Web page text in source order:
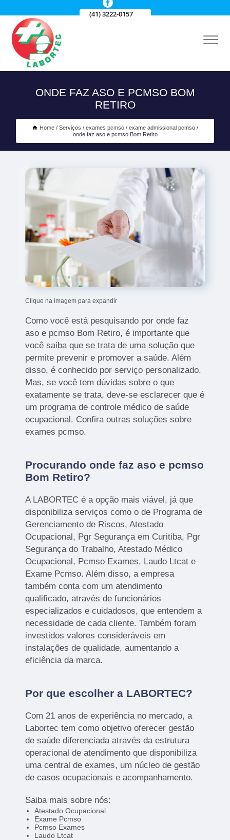
(41) 3222-0157
ONDE FAZ ASO E PCMSO BOM
RETIRO
Home Serviços exames pcmso
exame admissional pcmso
onde faz aso e pcmso Bom Retiro
Clique na imagem para expandir
Como você está pesquisando por onde faz
aso e pcmso Bom Retiro, é importante que
você saiba que se trata de uma solução que
permite prevenir e promover a saúde. Além
disso, é conhecido por serviço personalizado.
Mas, se você tem dúvidas sobre o que
exatamente se trata, deve-se esclarecer que é
um programa de controle médico de saúde
ocupacional. Confira outras soluções sobre
exames pcmso.
Procurando onde faz aso e pcmso
Bom Retiro?
A LABORTEC é a opção mais viável, já que
disponibiliza serviços como o de Programa de
Gerenciamento de Riscos, Atestado
Ocupacional, Pgr Segurança em Curitiba, Pgr
Segurança do Trabalho, Atestado Médico
Ocupacional, Pcmso Exames, Laudo Ltcat e
Exame Pcmso. Além disso, a empresa
também conta com um atendimento
qualificado, através de funcionários
especializados e cuidadosos, que entendem a
necessidade de cada cliente. Também foram
investidos valores consideráveis em
instalações de qualidade, aumentando a
eficiência da marca.
Por que escolher a LABORTEC?
Com 21 anos de experiência no mercado, a
Labortec tem como objetivo oferecer gestão
de saúde diferenciada através da estrutura
operacional de atendimento que disponibiliza
uma central de exames, um núcleo de gestão
de casos ocupacionais e acompanhamento.
Saiba mais sobre nós:
Atestado Ocupacional
Exame Pcmso
Pcmso Exames
Laudo Ltcat